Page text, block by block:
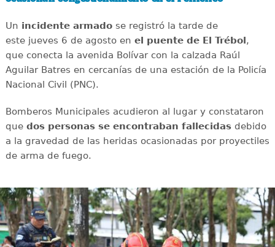
Un incidente armadose registró la tarde de
este jueves 6 de agosto en el puente de El Trébol,
que conecta la avenida Bolívar con la calzada Raúl
Aguilar Batres en cercanías de una estación de la Policía
Nacional Civil (PNC).
Bomberos Municipales acudieron al lugar y constataron
que dos personas se encontraban fallecidasdebido
a la gravedad de las heridas ocasionadas por proyectiles
de arma de fuego.